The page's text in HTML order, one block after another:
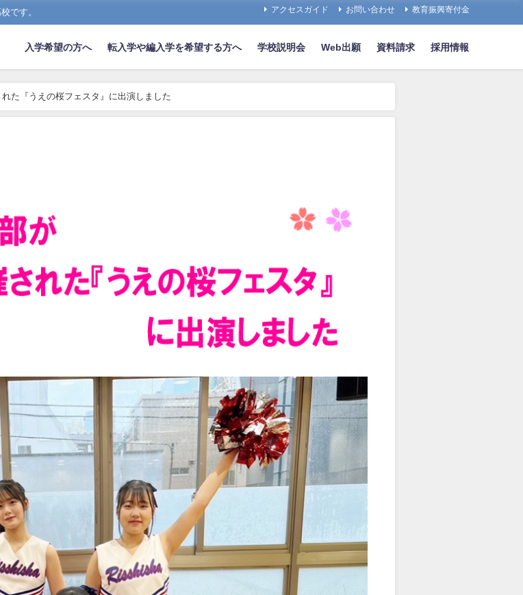
です。 アクセスガイド お問い合わせ 教育振興寄付金
入学希望の方へ 転入学や編入学を希望する方へ 学校説明会 Web出願 資料請求 採用情報
た『うえの桜フェスタ』に出演しました